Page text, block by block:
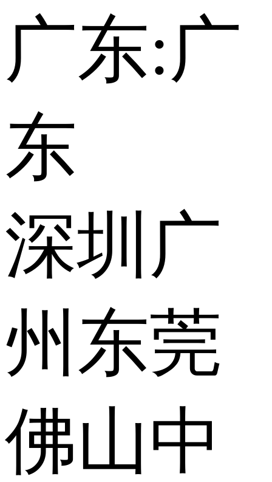
广东:广
东
深圳 广
州 东莞
佛山中